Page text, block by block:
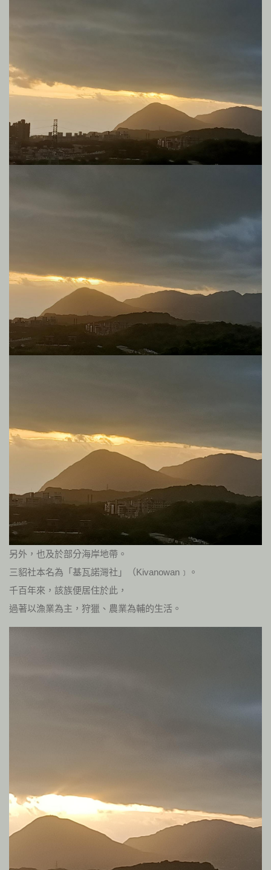
另外，也及於部分海岸地帶。
三貂社本名為「基瓦諾灣社」（Kivanowan﹞。
千百年來，該族便居住於此，
過著以漁業為主，狩獵、農業為輔的生活。